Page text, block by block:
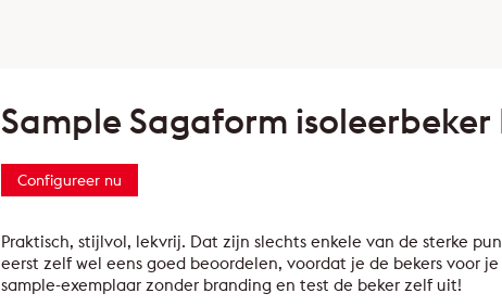
Sample Sagaform isoleerbeker
Configureer nu
Praktisch, stijlvol, lekvrij. Dat zijn slechts enkele van de sterke
eerst zelf wel eens goed beoordelen, voordat je de bekers voor
sample-exemplaar zonder branding en test de beker zelf uit!